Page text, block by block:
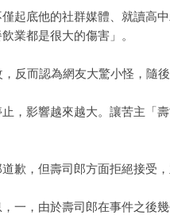
起底他的社群媒體、就讀高
業都是很大的傷害」。
反而認為網友大驚小怪，隨後
，影響越來越大。讓苦主「
歉，但壽司郎方面拒絕接受，
一，由於壽司郎在事件之後